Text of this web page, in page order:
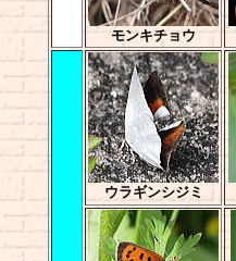
モンキチョウ
ウラギンシジミ